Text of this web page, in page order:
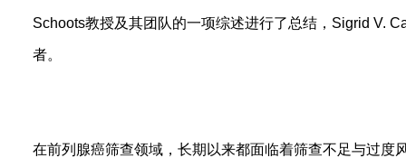
Schoots教授及其团队的一项综述进行了总结，Sigrid V.
者。
在前列腺癌筛查领域，长期以来都面临着筛查不足与过度